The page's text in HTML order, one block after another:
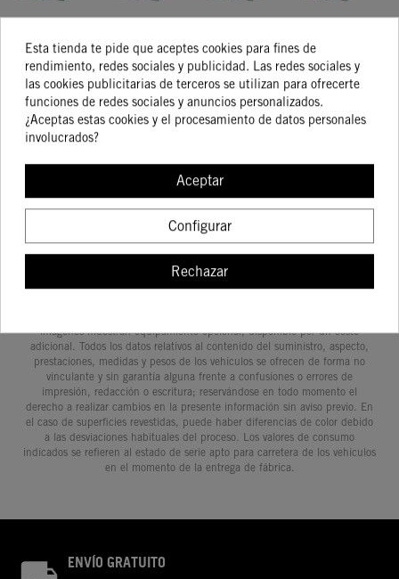
Pistón
Talla II
172,00 €
146,20 €
COMPRAR
Pistón
Talla I
263,96 €
224,37 €
COMPRAR
Pistón
Talla I
319,44 €
271,52 €
COMPRAR
Pistón
Talla I
263,96 €
224,37 €
imágenes muestran equipamiento opcional, disponible por un coste
adicional. Todos los datos relativos al contenido del suministro, aspecto,
prestaciones, medidas y pesos de los vehículos se ofrecen de forma no
vinculante y sin garantía alguna frente a confusiones o errores de
impresión, redacción o escritura; reservándose en todo momento el
derecho a realizar cambios en la presente información sin aviso previo. En
el caso de superficies revestidas, puede haber diferencias de color debido
a las desviaciones habituales del proceso. Los valores de consumo
indicados se refieren al estado de serie apto para carretera de los vehículos
en el momento de la entrega de fábrica.
ENVÍO GRATUITO
Esta tienda te pide que aceptes cookies para fines de
rendimiento, redes sociales y publicidad. Las redes sociales y
las cookies publicitarias de terceros se utilizan para ofrecerte
funciones de redes sociales y anuncios personalizados.
¿Aceptas estas cookies y el procesamiento de datos personales
involucrados?
Aceptar
Configurar
Rechazar